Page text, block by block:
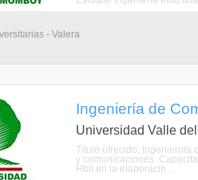
- Valera
Ingeniería de
Universidad Valle
Título ofrecido: Ingeniero/a
y comunicaciones.
Hbil en la elaboracin ...